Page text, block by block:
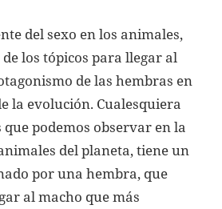
del sexo en los animales,
de los tópicos para llegar al
de las hembras en
la evolución. Cualesquiera
podemos observar en la
del planeta, tiene un
por una hembra, que
al macho que más